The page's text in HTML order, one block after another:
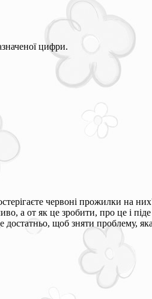
цифри.
червоні прожилки на
а от як це зробити, про це і піде
достатньо, щоб зняти проблему,